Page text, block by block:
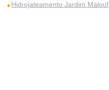
Hidrojateamento Jardim Malouf